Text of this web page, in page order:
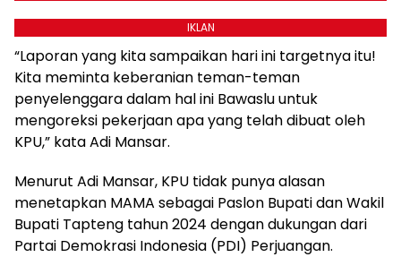
IKLAN
“Laporan yang kita sampaikan hari ini targetnya itu!
Kita meminta keberanian teman-teman
penyelenggara dalam hal ini Bawaslu untuk
mengoreksi pekerjaan apa yang telah dibuat oleh
KPU,” kata Adi Mansar.
Menurut Adi Mansar, KPU tidak punya alasan
menetapkan MAMA sebagai Paslon Bupati dan Wakil
Bupati Tapteng tahun 2024 dengan dukungan dari
Partai Demokrasi Indonesia (PDI) Perjuangan.